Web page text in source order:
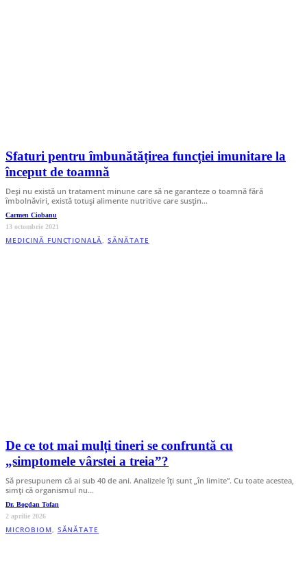
Sfaturi pentru îmbunătățirea funcției imunitare la
început de toamnă
Deși nu există un tratament minune care să ne garanteze o toamnă fără
îmbolnăviri, există totuși alimente nutritive care susțin…
Carmen Ciobanu
13 octombrie 2021
MEDICINĂ FUNCȚIONALĂ,SĂNĂTATE
De ce tot mai mulți tineri se confruntă cu
„simptomele vârstei a treia”?
Să presupunem că ai sub 40 de ani. Analizele îţi sunt „în limite”. Cu toate acestea,
simți că organismul nu…
Dr. Bogdan Tofan
2 aprilie 2026
MICROBIOM, SĂNĂTATE